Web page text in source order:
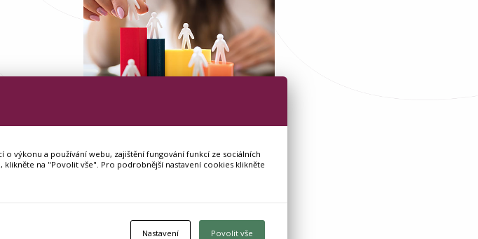
výkonu a používání webu, zajištění fungování funkcí ze sociálních
na "Povolit vše". Pro podrobnější nastavení cookies klikněte
Nastavení Povolit vše